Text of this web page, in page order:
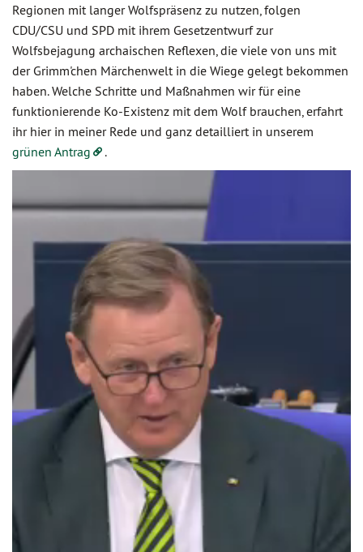
Regionen mit langer Wolfspräsenz zu nutzen, folgen
CDU/CSU und SPD mit ihrem Gesetzentwurf zur
Wolfsbejagung archaischen Reflexen, die viele von uns mit
der Grimm'chen Märchenwelt in die Wiege gelegt bekommen
haben. Welche Schritte und Maßnahmen wir für eine
funktionierende Ko-Existenz mit dem Wolf brauchen, erfahrt
ihr hier in meiner Rede und ganz detailliert in unserem
grünen Antrag
.